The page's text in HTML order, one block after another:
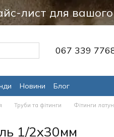
лист для
067 339
Новини
Блог
Труби та фітинги Фітинги
1/2х30мм